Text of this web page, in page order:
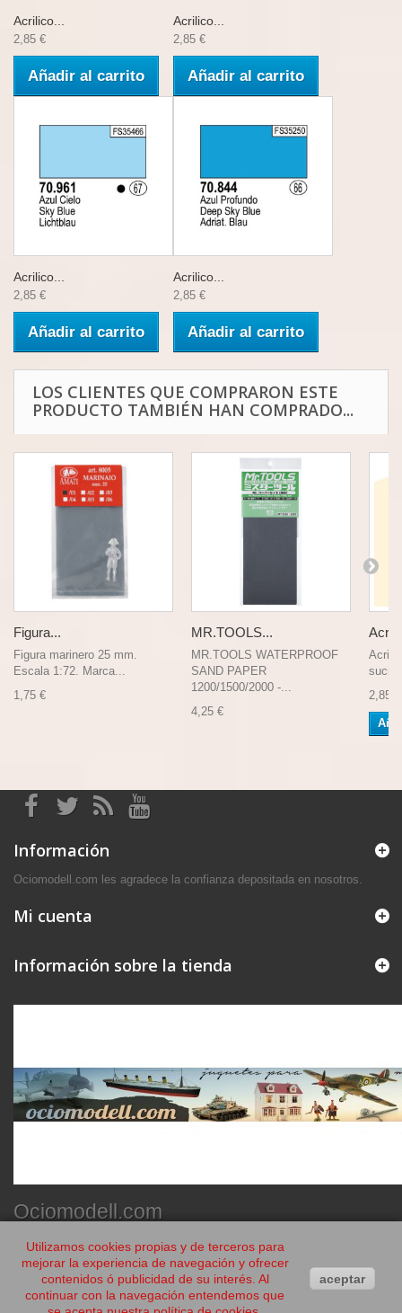
Acrilico...
2,85 €
Añadir al carrito
Acrilico...
2,85 €
Añadir al carrito
Acrilico...
2,85 €
Añadir al carrito
Acrilico...
2,85 €
Añadir al carrito
LOS CLIENTES QUE COMPRARON ESTE
PRODUCTO TAMBIÉN HAN COMPRADO...
Figura...
Figura marinero 25 mm.
Escala 1:72. Marca...
1,75 €
MR.TOOLS...
MR.TOOLS WATERPROOF
SAND PAPER
1200/1500/2000 -...
4,25 €
2,85 €
Información
Ociomodell.com les agradece la confianza depositada en nosotros.
Mi cuenta
Información sobre la tienda
Ociomodell.com
Utilizamos cookies propias y de terceros para
mejorar la experiencia de navegación y ofrecer
contenidos ó publicidad de su interés. Al
continuar con la navegación entendemos que
aceptar